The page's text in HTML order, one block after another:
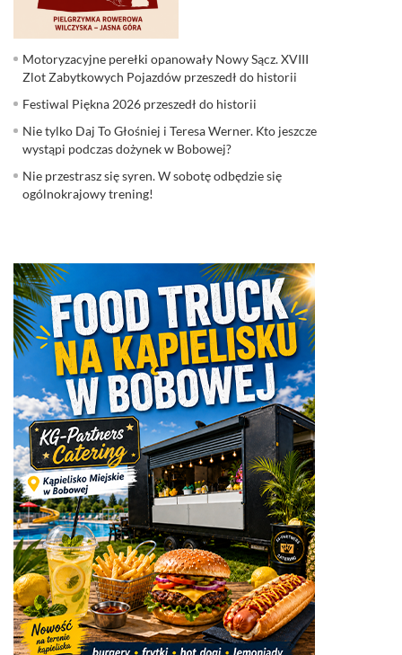
Motoryzacyjne perełki opanowały Nowy Sącz. XVIII
Zlot Zabytkowych Pojazdów przeszedł do historii
Festiwal Piękna 2026 przeszedł do historii
Nie tylko Daj To Głośniej i Teresa Werner. Kto jeszcze
wystąpi podczas dożynek w Bobowej?
Nie przestrasz się syren. W sobotę odbędzie się
ogólnokrajowy trening!